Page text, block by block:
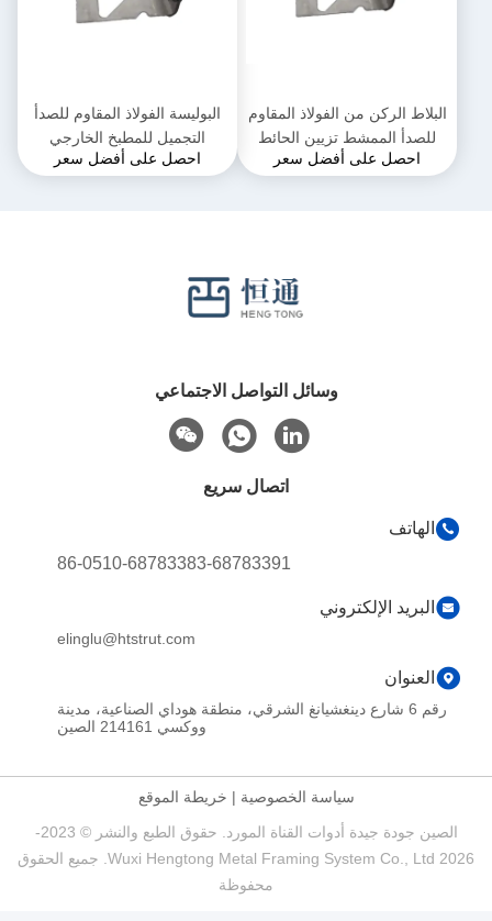
البلاط الركن من الفولاذ المقاوم
للصدأ الممشط تزيين الحائط
احصل على أفضل سعر
البوليسة الفولاذ المقاوم للصدأ
التجميل للمطبخ الخارجي
المجموعة غطاء 304 لتر
احصل على أفضل سعر
وسائل التواصل الاجتماعي
اتصال سريع
الهاتف
86-0510-68783383-68783391
البريد الإلكتروني
elinglu@htstrut.com
العنوان
رقم 6 شارع دينغشيانغ الشرقي، منطقة هوداي الصناعية، مدينة
ووكسي 214161 الصين
سياسة الخصوصية|خريطة الموقع
الصين جودة جيدة أدوات القناة المورد. حقوق الطبع والنشر © 2023-
2026 Wuxi Hengtong Metal Framing System Co., Ltd. جميع الحقوق
محفوظة